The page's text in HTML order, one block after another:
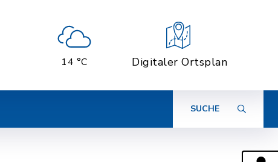
14 °C Digitaler Ortsplan
SUCHE